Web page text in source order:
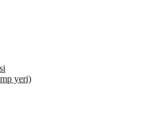
yeri)